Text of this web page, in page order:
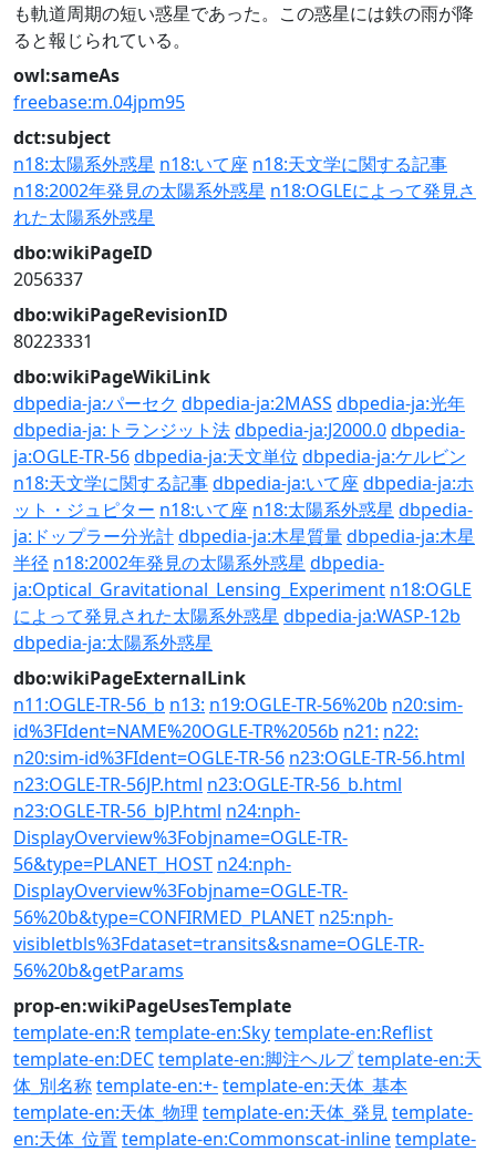
も軌道周期の短い惑星であった。この惑星には鉄の雨が降
ると報じられている。
owl:sameAs
freebase:m.04jpm95
dct:subject
n18:太陽系外惑星 n18:いて座 n18:天文学に関する記事
n18:2002年発見の太陽系外惑星 n18:OGLEによって発見さ
れた太陽系外惑星
dbo:wikiPageID
2056337
dbo:wikiPageRevisionID
80223331
dbo:wikiPageWikiLink
dbpedia-ja:パーセク dbpedia-ja:2MASS dbpedia-ja:光年
dbpedia-ja:トランジット法dbpedia-ja:J2000.0dbpedia-
ja:OGLE-TR-56dbpedia-ja:天文単位 dbpedia-ja:ケルビン
n18:天文学に関する記事dbpedia-ja:いて座 dbpedia-ja:ホ
ット・ジュピター n18:いて座 n18:太陽系外惑星 dbpedia-
ja:ドップラー分光計dbpedia-ja:木星質量dbpedia-ja:木星
半径 n18:2002年発見の太陽系外惑星 dbpedia-
ja:Optical_Gravitational_Lensing_Experiment n18:OGLE
によって発見された太陽系外惑星 dbpedia-ja:WASP-12b
dbpedia-ja:太陽系外惑星
dbo:wikiPageExternalLink
n11:OGLE-TR-56_b n13: n19:OGLE-TR-56%20b n20:sim-
id%3FIdent=NAME%20OGLE-TR%2056b n21: n22:
n20:sim-id%3FIdent=OGLE-TR-56 n23:OGLE-TR-56.html
n23:OGLE-TR-56JP.html n23:OGLE-TR-56_b.html
n23:OGLE-TR-56_bJP.html n24:nph-
DisplayOverview%3Fobjname=OGLE-TR-
56&type=PLANET_HOST n24:nph-
DisplayOverview%3Fobjname=OGLE-TR-
56%20b&type=CONFIRMED_PLANET n25:nph-
visibletbls%3Fdataset=transits&sname=OGLE-TR-
56%20b&getParams
prop-en:wikiPageUsesTemplate
template-en:Rtemplate-en:Skytemplate-en:Reflist
template-en:DECtemplate-en:脚注ヘルプtemplate-en:天
体_別名称template-en:+-template-en:天体_基本
template-en:天体_物理 template-en:天体_発見 template-
en:天体_位置 template-en:Commonscat-inlinetemplate-